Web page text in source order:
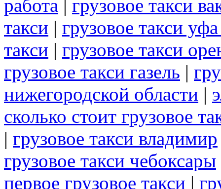
работа
грузовое такси
такси | грузовое такси
такси | грузовое такси
грузовое такси газель |
нижегородской области |
сколько стоит грузовое
| грузовое такси владимир
грузовое такси чебоксары
первое грузовое такси |